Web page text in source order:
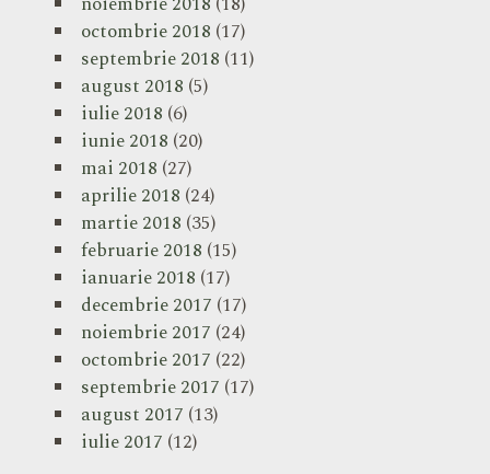
octombrie 2018 (17)
septembrie 2018 (11)
august 2018 (5)
iulie 2018 (6)
iunie 2018 (20)
mai 2018 (27)
aprilie 2018 (24)
martie 2018 (35)
februarie 2018 (15)
ianuarie 2018 (17)
decembrie 2017 (17)
noiembrie 2017 (24)
octombrie 2017 (22)
septembrie 2017 (17)
august 2017 (13)
iulie 2017 (12)